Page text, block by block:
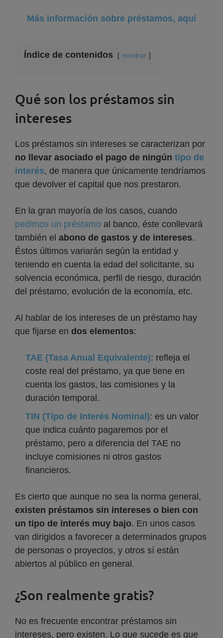
Más información sobre préstamos, aquí
Índice de contenidos mostrar
Qué son los préstamos sin
intereses
Los préstamos sin intereses se caracterizan por
no llevar asociado el pago de ningún tipo de
interés, de manera que únicamente tendríamos
que devolver el capital que nos prestaron.
En la gran mayoría de los casos, cuando
pedimos un préstamo al banco, éste conllevará
también el abono de gastos y de intereses.
Éstos últimos variarán según la entidad y
teniendo en cuenta la edad del solicitante, su
solvencia económica, perfil de riesgo, duración
del préstamo, evolución de la economía, etc.
Al hablar de los intereses de un préstamo hay
que fijarse en dos elementos:
TAE (Tasa Anual Equivalente): refleja el
coste real del préstamo, ya que tiene en
cuenta los gastos, las comisiones y la
duración temporal.
TIN (Tipo de Interés Nominal): es un valor
que indica cuánto pagaremos por el
préstamo, pero a diferencia del TAE no
incluye comisiones ni otros gastos
financieros.
Es cierto que aunque no sea la norma general,
existen préstamos sin intereses o bien con
un tipo de interés muy bajo. En unos casos
van dirigidos a favorecer a determinados grupos
de personas o proyectos, y otros sí están
abiertos al público en general.
¿Son realmente gratis?
No es frecuente encontrar préstamos sin
intereses, pero existen. Lo que sucede es que